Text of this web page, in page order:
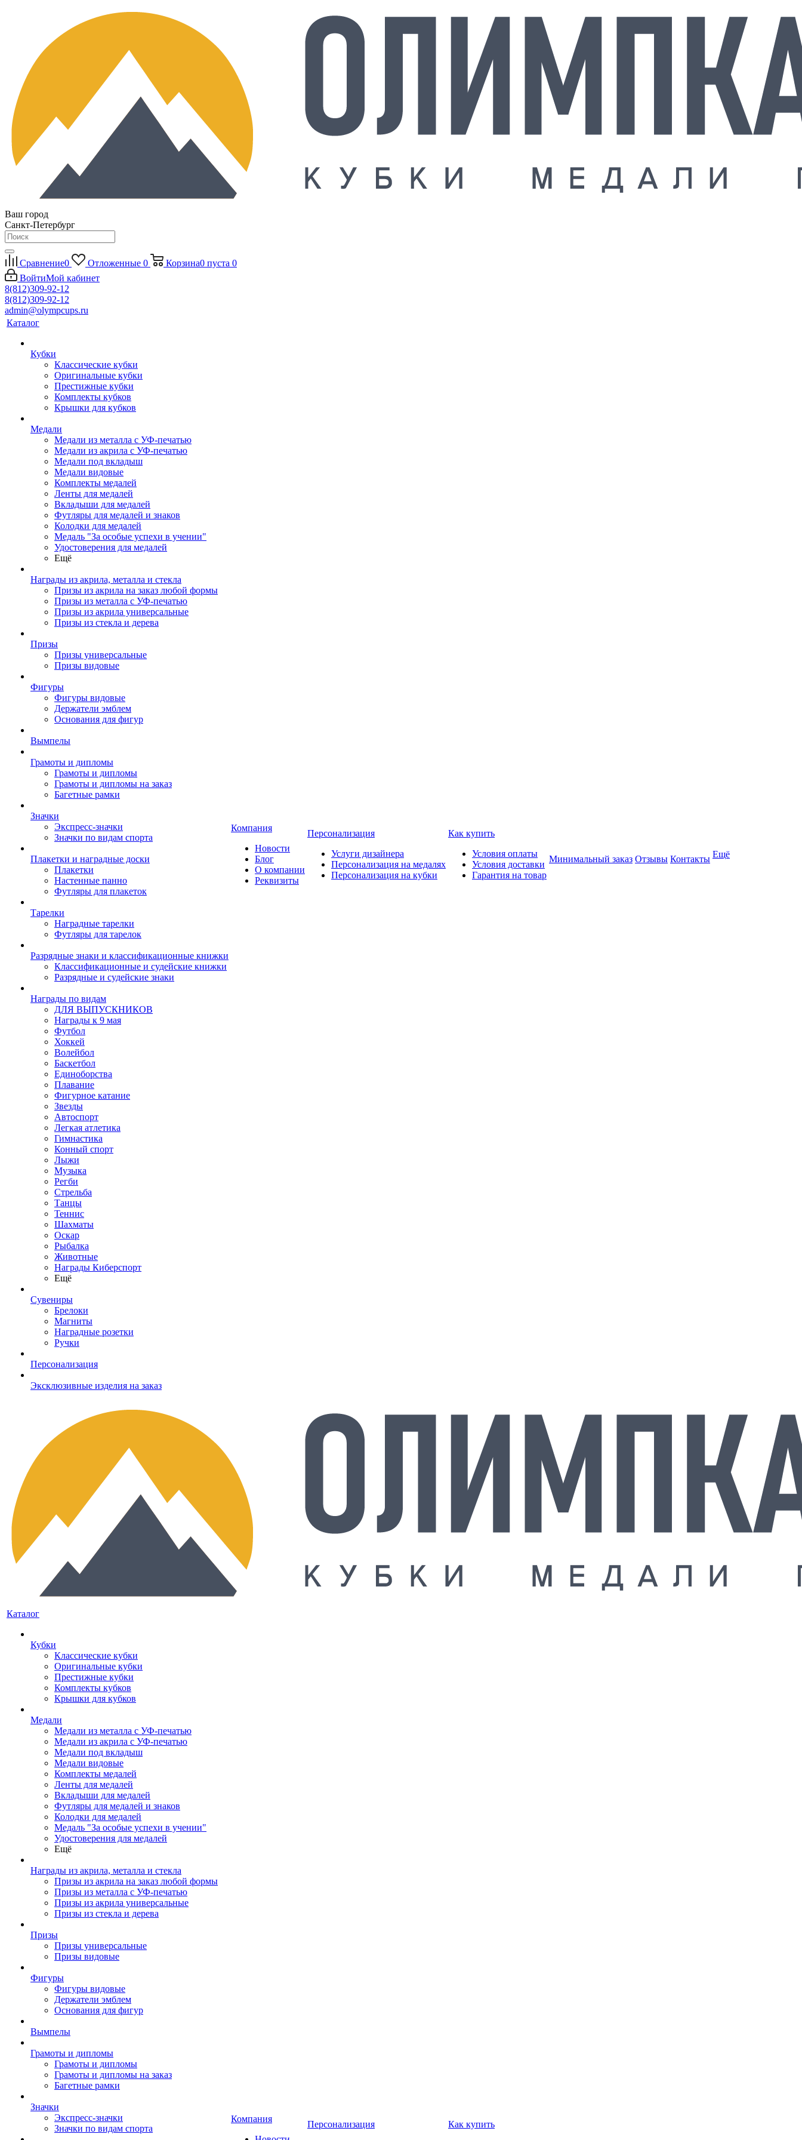
Ваш город
Санкт-Петербург
Сравнение0 Отложенные 0 Корзина0 пуста 0
ВойтиМой кабинет
8(812)309-92-12
8(812)309-92-12
admin@olympcups.ru
Каталог
Кубки
Классические кубки
Оригинальные кубки
Престижные кубки
Комплекты кубков
Крышки для кубков
Медали
Медали из металла с УФ-печатью
Медали из акрила с УФ-печатью
Медали под вкладыш
Медали видовые
Комплекты медалей
Ленты для медалей
Вкладыши для медалей
Футляры для медалей и знаков
Колодки для медалей
Медаль "За особые успехи в учении"
Удостоверения для медалей
Ещё
Награды из акрила, металла и стекла
Призы из акрила на заказ любой формы
Призы из металла с УФ-печатью
Призы из акрила универсальные
Призы из стекла и дерева
Призы
Призы универсальные
Призы видовые
Фигуры
Фигуры видовые
Держатели эмблем
Основания для фигур
Вымпелы
Грамоты и дипломы
Грамоты и дипломы
Грамоты и дипломы на заказ
Багетные рамки
Значки
Экспресс-значки
Значки по видам спорта
Плакетки и наградные доски
Плакетки
Настенные панно
Футляры для плакеток
Тарелки
Наградные тарелки
Футляры для тарелок
Разрядные знаки и классификационные книжки
Классификационные и судейские книжки
Разрядные и судейские знаки
Награды по видам
ДЛЯ ВЫПУСКНИКОВ
Награды к 9 мая
Футбол
Хоккей
Волейбол
Баскетбол
Единоборства
Плавание
Фигурное катание
Звезды
Автоспорт
Легкая атлетика
Гимнастика
Конный спорт
Лыжи
Музыка
Регби
Стрельба
Танцы
Теннис
Шахматы
Оскар
Рыбалка
Животные
Награды Киберспорт
Ещё
Сувениры
Брелоки
Магниты
Наградные розетки
Ручки
Персонализация
Эксклюзивные изделия на заказ
Компания
Новости
Блог
О компании
Реквизиты
Персонализация
Услуги дизайнера
Персонализация на медалях
Персонализация на кубки
Как купить
Условия оплаты
Условия доставки
Гарантия на товар
Минимальный заказ Отзывы Контакты Ещё
Каталог
Кубки
Классические кубки
Оригинальные кубки
Престижные кубки
Комплекты кубков
Крышки для кубков
Медали
Медали из металла с УФ-печатью
Медали из акрила с УФ-печатью
Медали под вкладыш
Медали видовые
Комплекты медалей
Ленты для медалей
Вкладыши для медалей
Футляры для медалей и знаков
Колодки для медалей
Медаль "За особые успехи в учении"
Удостоверения для медалей
Ещё
Награды из акрила, металла и стекла
Призы из акрила на заказ любой формы
Призы из металла с УФ-печатью
Призы из акрила универсальные
Призы из стекла и дерева
Призы
Призы универсальные
Призы видовые
Фигуры
Фигуры видовые
Держатели эмблем
Основания для фигур
Вымпелы
Грамоты и дипломы
Грамоты и дипломы
Грамоты и дипломы на заказ
Багетные рамки
Значки
Экспресс-значки
Значки по видам спорта
Компания
Персонализация
Как купить